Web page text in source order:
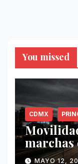
You missed
CDMX
este 12
MAYO 12,